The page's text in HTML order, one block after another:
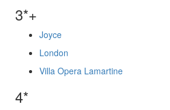
3*+
Joyce
London
Villa Opera Lamartine
4*